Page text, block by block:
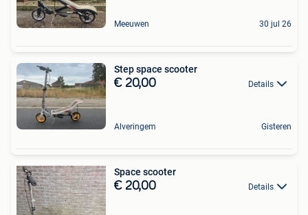
Meeuwen 30 jul 26
Step space scooter
€ 20,00 Details
Alveringem Gisteren
Space scooter
€ 20,00 Details